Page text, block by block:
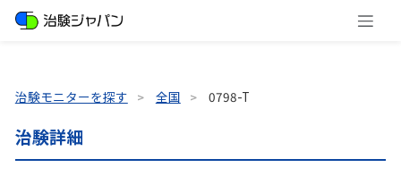
治験モニターを探す 全国 0798-T
治験詳細